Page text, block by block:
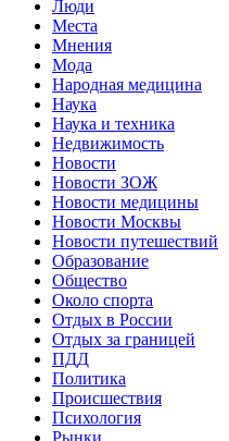
Люди
Места
Мнения
Мода
Народная медицина
Наука
Наука и техника
Недвижимость
Новости
Новости ЗОЖ
Новости медицины
Новости Москвы
Новости путешествий
Образование
Общество
Около спорта
Отдых в России
Отдых за границей
ПДД
Политика
Происшествия
Психология